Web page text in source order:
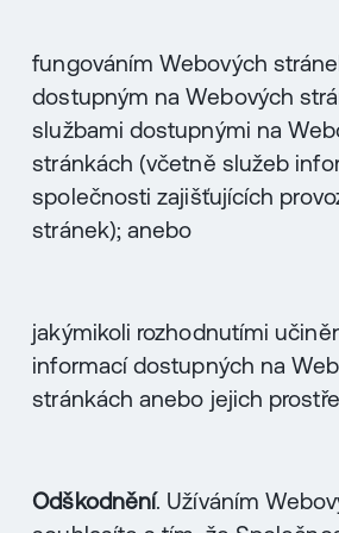
fungováním Webových
dostupným na Webových
službami dostupnými na
stránkách (včetně služeb
společnosti zajišťujících
stránek); anebo
jakýmikoli rozhodnutími
informací dostupných na
stránkách anebo jejich
Odškodnění. Užíváním